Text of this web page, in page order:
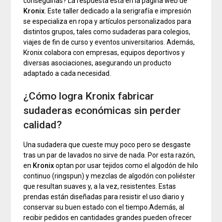
Kronix. Este taller dedicado a la serigrafía e impresión
se especializa en ropa y artículos personalizados para
distintos grupos, tales como sudaderas para colegios,
viajes de fin de curso y eventos universitarios. Además,
Kronix colabora con empresas, equipos deportivos y
diversas asociaciones, asegurando un producto
adaptado a cada necesidad.
¿Cómo logra Kronix fabricar
sudaderas económicas sin perder
calidad?
Una sudadera que cueste muy poco pero se desgaste
tras un par de lavados no sirve de nada. Por esta razón,
en Kronixoptan por usar tejidos como el algodón de hilo
continuo (ringspun) y mezclas de algodón con poliéster
que resultan suaves y, a la vez, resistentes. Estas
prendas están diseñadas para resistir el uso diario y
conservar su buen estado con el tiempo.Además, al
recibir pedidos en cantidades grandes pueden ofrecer